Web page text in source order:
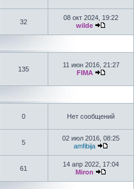
32
08 окт 2024, 19:22
wilde
135
11 июн 2016, 21:27
FIMA
0 Нет сообщений
5
02 июл 2016, 08:25
amfibija
61
14 апр 2022, 17:04
Miron